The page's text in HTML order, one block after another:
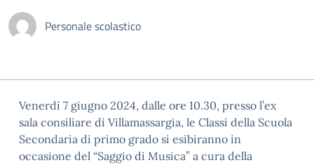
Personale scolastico
Venerdì 7 giugno 2024, dalle ore 10.30, presso l’ex
sala consiliare di Villamassargia, le Classi della Scuola
Secondaria di primo grado si esibiranno in
occasione del “Saggio di Musica” a cura della